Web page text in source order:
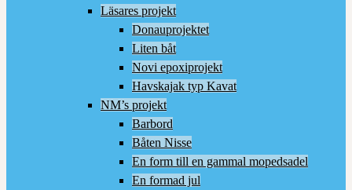
Läsares projekt
Donauprojektet
Liten båt
Novi epoxiprojekt
Havskajak typ Kavat
NM’s projekt
Barbord
Båten Nisse
En form till en gammal mopedsadel
En formad jul